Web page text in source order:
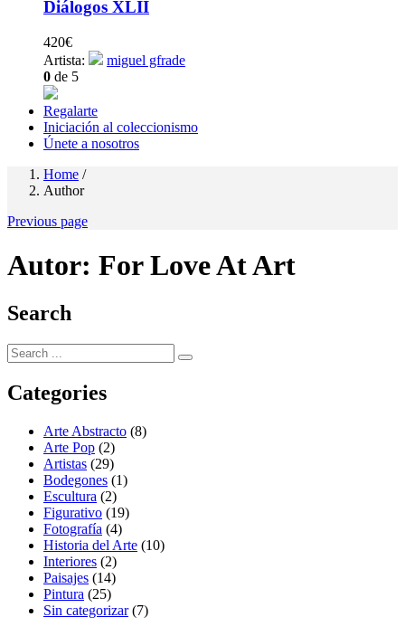
Diálogos XLII
420€
Artista:
miguel gfrade
0 de 5
Regalarte
Iniciación al coleccionismo
Únete a nosotros
Home /
Author
Previous page
Autor: For Love At Art
Search
Categories
Arte Abstracto (8)
Arte Pop (2)
Artistas (29)
Bodegones (1)
Escultura (2)
Figurativo (19)
Fotografía (4)
Historia del Arte (10)
Interiores (2)
Paisajes (14)
Pintura (25)
Sin categorizar(7)